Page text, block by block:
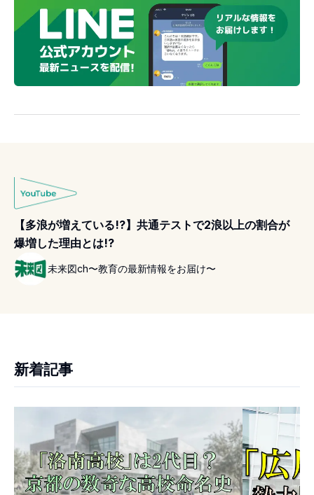
【多浪が増えている!?】共通テストで2浪以上の割合が
爆増した理由とは!?
未来図ch〜教育の最新情報をお届け〜
新着記事